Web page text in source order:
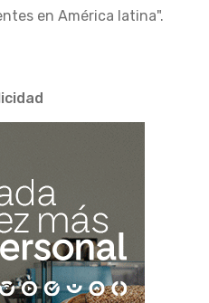
en América latina".